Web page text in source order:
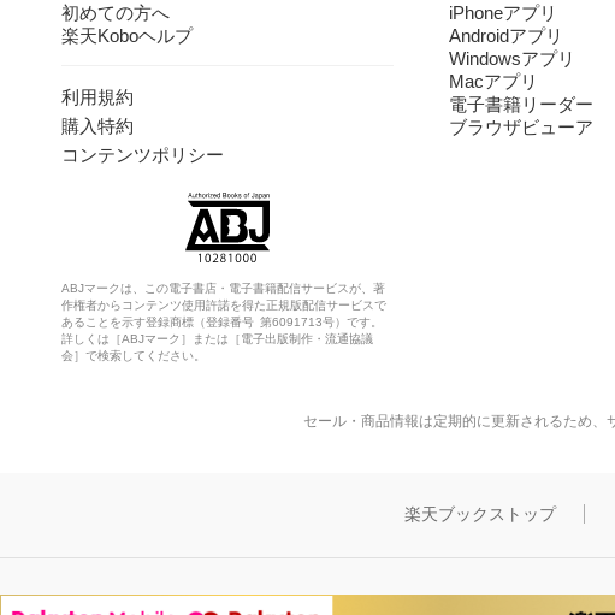
初めての方へ
楽天Koboヘルプ
利用規約
購入特約
コンテンツポリシー
ABJマークは、この電子書店・電子書籍配信サービスが、著
作権者からコンテンツ使用許諾を得た正規版配信サービスで
あることを示す登録商標（登録番号 第6091713号）です。
詳しくは［ABJマーク］または［電子出版制作・流通協議
会］で検索してください。
iPhoneアプリ
Androidアプリ
Windowsアプリ
Macアプリ
電子書籍リーダー
ブラウザビューア
セール・商品情報は定期的に更新されるため、
楽天ブックストップ